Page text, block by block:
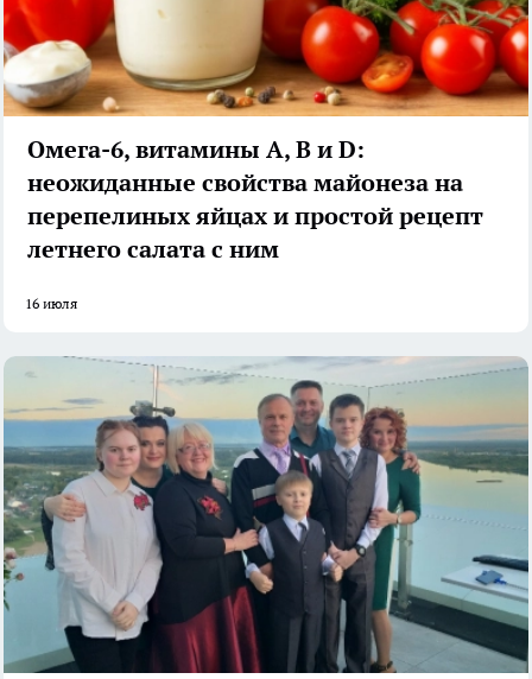
Омега-6, витамины А, В и D:
неожиданные свойства майонеза на
перепелиных яйцах и простой рецепт
летнего салата с ним
16 июля